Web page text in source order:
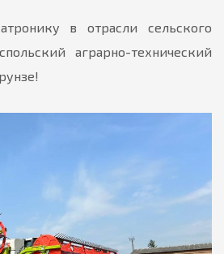
в отрасли сельского
аграрно-технический